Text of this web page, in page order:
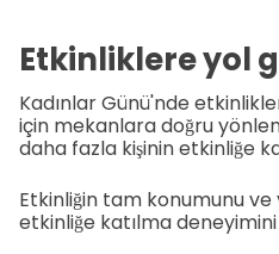
Etkinliklere yol
Kadınlar Günü'nde
için mekanlara doğru
daha fazla kişinin etkinliğe
Etkinliğin tam konumunu
etkinliğe katılma deneyimini